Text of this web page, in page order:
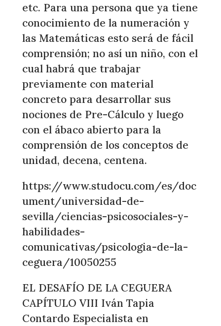
etc. Para una persona que ya tiene
conocimiento de la numeración y
las Matemáticas esto será de fácil
comprensión; no así un niño, con el
cual habrá que trabajar
previamente con material
concreto para desarrollar sus
nociones de Pre-Cálculo y luego
con el ábaco abierto para la
comprensión de los conceptos de
unidad, decena, centena.
https://www.studocu.com/es/doc
ument/universidad-de-
sevilla/ciencias-psicosociales-y-
habilidades-
comunicativas/psicologia-de-la-
ceguera/10050255
EL DESAFÍO DE LA CEGUERA
CAPÍTULO VIII Iván Tapia
Contardo Especialista en